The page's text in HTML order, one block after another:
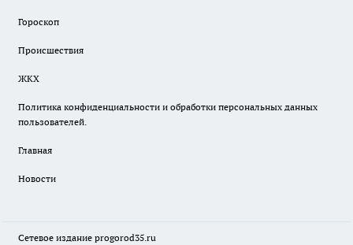
Гороскоп
Происшествия
ЖКХ
Политика конфиденциальности и обработки персональных данных
пользователей.
Главная
Новости
Сетевое издание progorod35.ru